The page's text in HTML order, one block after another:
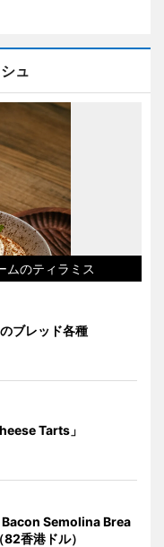
ュ
ムのティラミス
ブレッド各種
Tarts」
Bacon Semolina Brea
香港ドル）